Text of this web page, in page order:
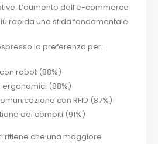
L’aumento dell’e-commerce
rapida una sfida fondamentale.
la preferenza per:
robot (88%)
ergonomici (88%)
con RFID (87%)
dei compiti (91%)
ritiene che una maggiore